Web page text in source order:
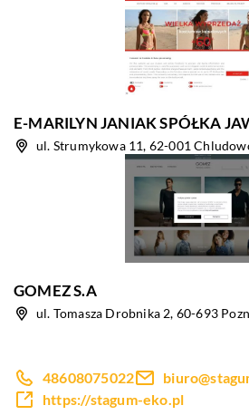
E-MARILYN JANIAK SPÓŁKA
ul. Strumykowa 11, 62-001
GOMEZ S.A
ul. Tomasza Drobnika 2, 60-693
48608075022
https://stagum-eko.pl